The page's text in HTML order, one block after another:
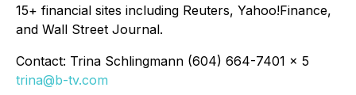
15+ financial sites including Reuters, Yahoo!Finance,
and Wall Street Journal.
Contact: Trina Schlingmann (604) 664-7401 x 5
trina@b-tv.com